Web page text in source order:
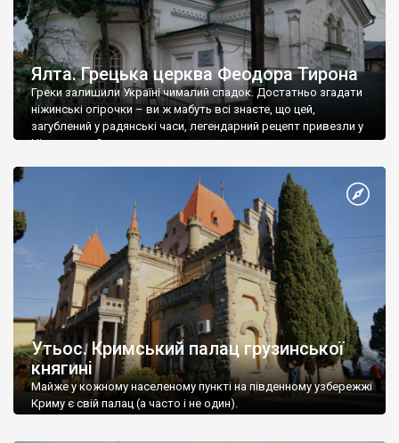
Ялта. Грецька церква Феодора Тирона
Греки залишили Україні чималий спадок. Достатньо згадати
ніжинські огірочки – ви ж мабуть всі знаєте, що цей,
загублений у радянські часи, легендарний рецепт привезли у
Ніжин греки?
Утьос. Кримський палац грузинської
княгині
Майже у кожному населеному пункті на південному узбережжі
Криму є свій палац (а часто і не один).